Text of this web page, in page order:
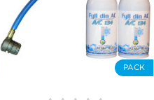
PACK
Crear lista de deseos